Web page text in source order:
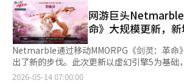
网游巨头
命》大规模更新，
Netmarble通过移动MMORPG《剑灵：革命
出了新的步伐。此次更新以虚幻引擎5为基础
推出新职业和新服务器，旨在增强长期服务的
2026-05-14 07:00:00
页